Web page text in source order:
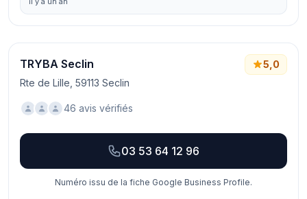
TRYBA Seclin
Rte de Lille, 59113 Seclin
5,0
46 avis vérifiés
03 53 64 12 96
Numéro issu de la fiche Google Business Profile.